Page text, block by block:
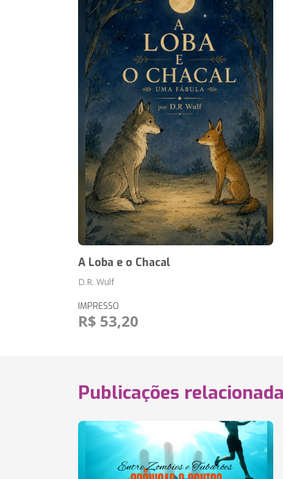
A Loba e o Chacal
D.R. Wulf
IMPRESSO
R$ 53,20
Publicações